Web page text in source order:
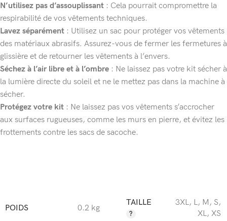
N’utilisez pas d’assouplissant : Cela pourrait compromettre la
respirabilité de vos vêtements techniques.
Lavez séparément : Utilisez un sac pour protéger vos vêtements
des matériaux abrasifs. Assurez-vous de fermer les fermetures à
glissière et de retourner les vêtements à l’envers.
Séchez à l’air libre et à l’ombre : Ne laissez pas votre kit sécher à
la lumière directe du soleil et ne le mettez pas dans la machine à
sécher.
Protégez votre kit : Ne laissez pas vos vêtements s’accrocher
aux surfaces rugueuses, comme les murs en pierre, et évitez les
frottements contre les sacs de sacoche.
POIDS 0.2 kg
TAILLE 3XL, L, M, S,
XL, XS